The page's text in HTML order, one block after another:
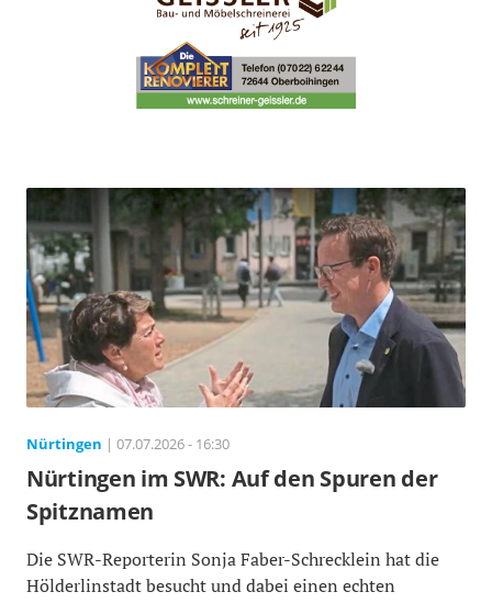
Nürtingen | 07.07.2026 - 16:30
Nürtingen im SWR: Auf den Spuren der
Spitznamen
Die SWR-Reporterin Sonja Faber-Schrecklein hat die
Hölderlinstadt besucht und dabei einen echten